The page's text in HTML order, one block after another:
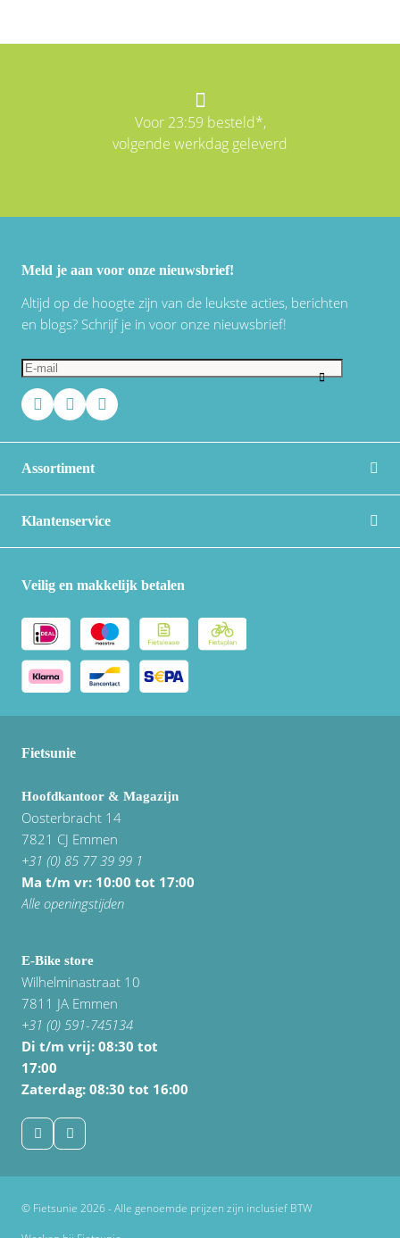
Voor 23:59 besteld*,
volgende werkdag geleverd
Meld je aan voor onze nieuwsbrief!
Altijd op de hoogte zijn van de leukste acties, berichten
en blogs? Schrijf je in voor onze nieuwsbrief!
Assortiment
Klantenservice
Veilig en makkelijk betalen
Fietsunie
Hoofdkantoor & Magazijn
Oosterbracht 14
7821 CJ Emmen
+31 (0) 85 77 39 99 1
Ma t/m vr: 10:00 tot 17:00
Alle openingstijden
E-Bike store
Wilhelminastraat 10
7811 JA Emmen
+31 (0) 591-745134
Di t/m vrij: 08:30 tot
17:00
Zaterdag: 08:30 tot 16:00
© Fietsunie 2026 - Alle genoemde prijzen zijn inclusief BTW